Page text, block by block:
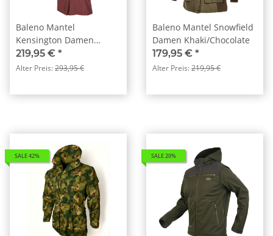
Baleno Mantel
Kensington Damen
Raspberry
219,95 € *
Alter Preis:293,95 €
Baleno Mantel Snowfield
Damen Khaki/Chocolate
179,95 € *
Alter Preis:219,95 €
SALE 42% SALE 20%